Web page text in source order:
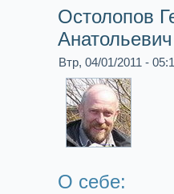
Остолопов
Анатольевич
Втр, 04/01/2011 -
О себе: